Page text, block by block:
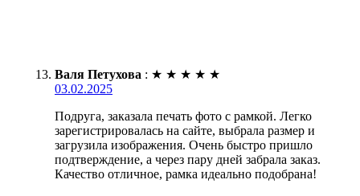
Валя Петухова : ★ ★ ★ ★ ★
03.02.2025
Подруга, заказала печать фото с рамкой. Легко
зарегистрировалась на сайте, выбрала размер и
загрузила изображения. Очень быстро пришло
подтверждение, а через пару дней забрала заказ.
Качество отличное, рамка идеально подобрана!